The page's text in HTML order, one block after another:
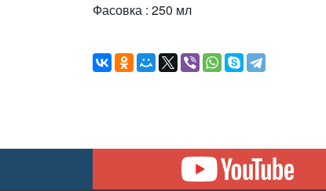
Фасовка : 250 мл